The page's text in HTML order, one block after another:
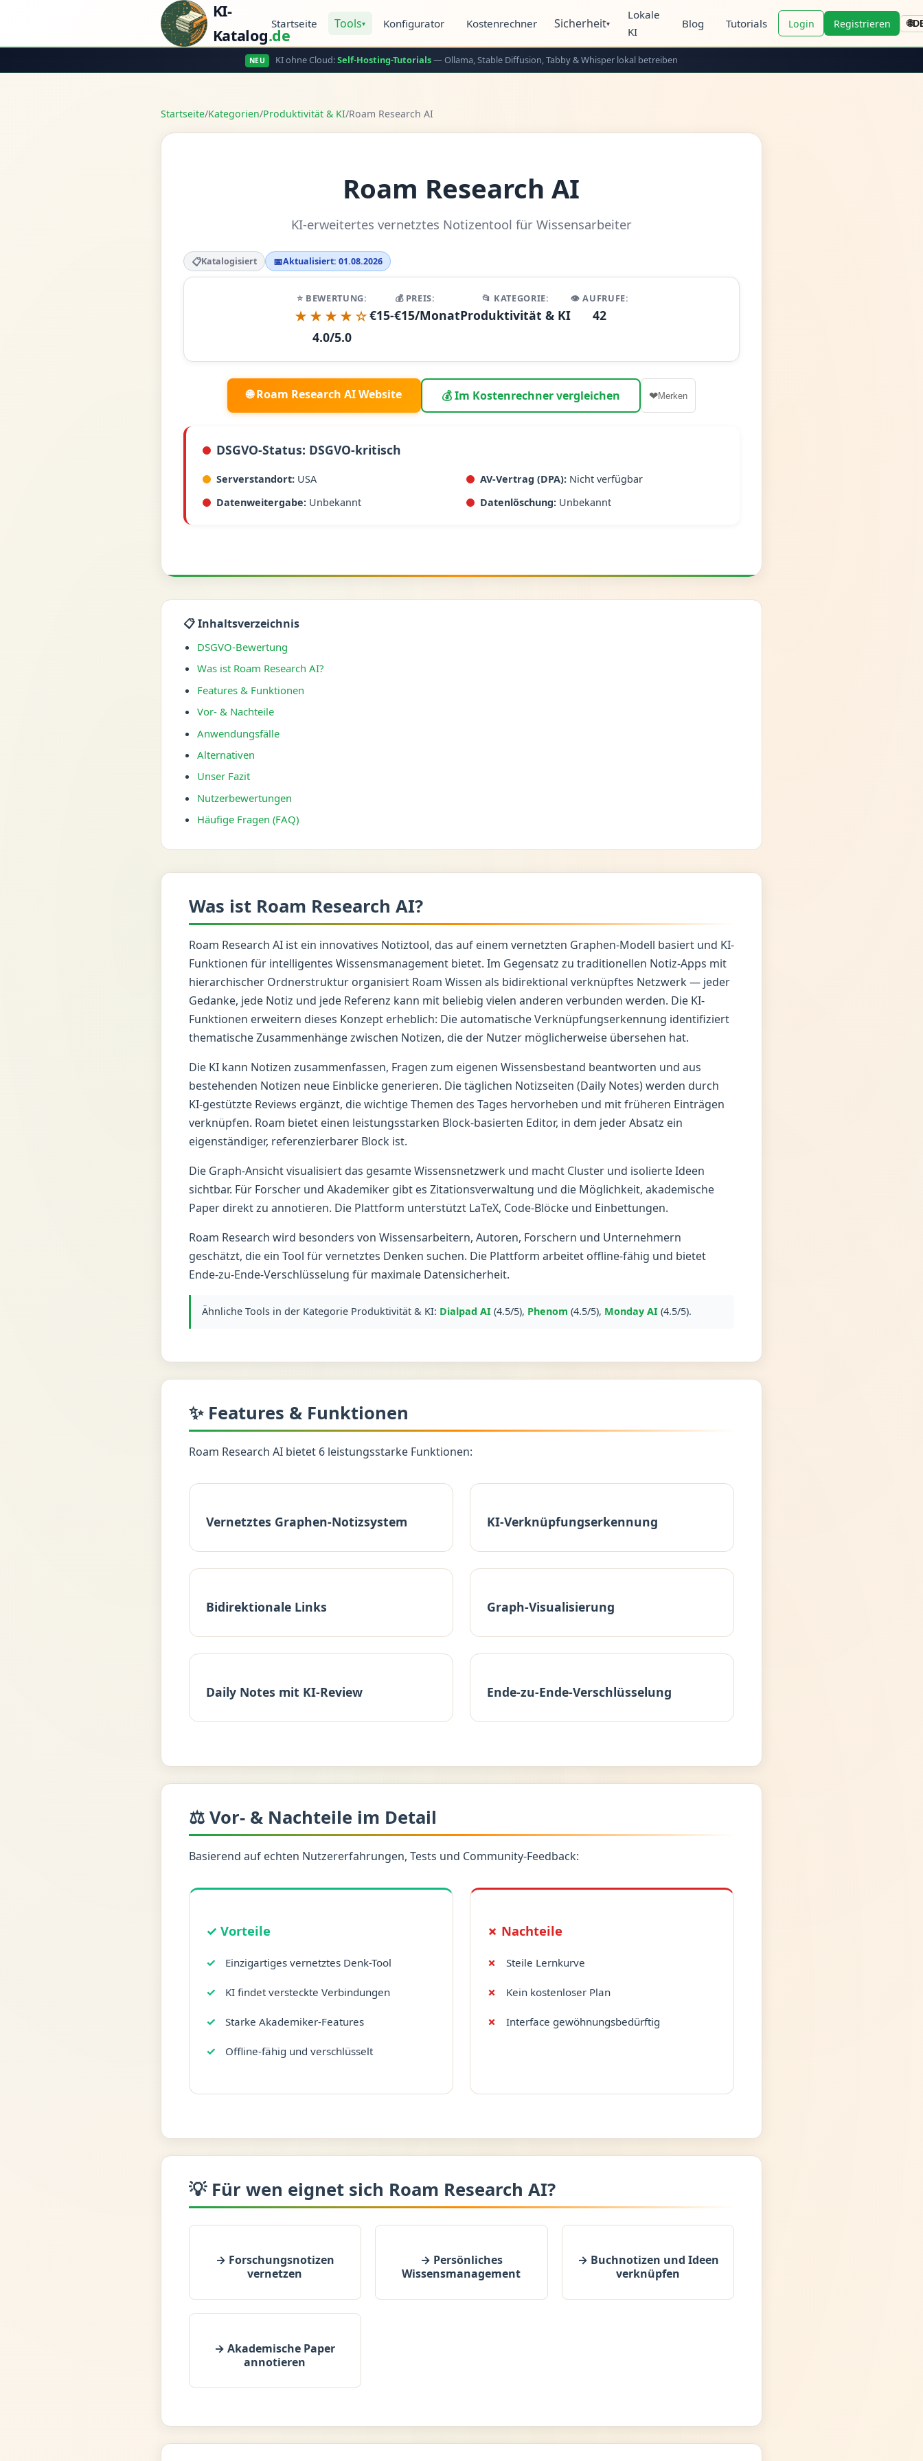
KI-
Katalog.de
Startseite Tools▾ Konfigurator Kostenrechner Sicherheit▾
Lokale
KI
Blog Tutorials Login Registrieren 🌐
NEU KI ohne Cloud:Self-Hosting-Tutorials— Ollama, Stable Diffusion, Tabby & Whisper lokal betreiben
Startseite/Kategorien/Produktivität & KI/Roam Research AI
Roam Research AI
KI-erweitertes vernetztes Notizentool für Wissensarbeiter
📋Katalogisiert 📅Aktualisiert: 01.08.2026
⭐ BEWERTUNG:
★★★★☆
4.0/5.0
💰 PREIS:
€15-€15/Monat
📂 KATEGORIE:
Produktivität & KI
👁️ AUFRUFE:
42
🌐 Roam Research AI Website 💰 Im Kostenrechner vergleichen ❤Merken
DSGVO-Status: DSGVO-kritisch
Serverstandort: USA AV-Vertrag (DPA): Nicht verfügbar
Datenweitergabe: Unbekannt Datenlöschung: Unbekannt
📋 Inhaltsverzeichnis
DSGVO-Bewertung
Was ist Roam Research AI?
Features & Funktionen
Vor- & Nachteile
Anwendungsfälle
Alternativen
Unser Fazit
Nutzerbewertungen
Häufige Fragen (FAQ)
Was ist Roam Research AI?
Roam Research AI ist ein innovatives Notiztool, das auf einem vernetzten Graphen-Modell basiert und KI-
Funktionen für intelligentes Wissensmanagement bietet. Im Gegensatz zu traditionellen Notiz-Apps mit
hierarchischer Ordnerstruktur organisiert Roam Wissen als bidirektional verknüpftes Netzwerk — jeder
Gedanke, jede Notiz und jede Referenz kann mit beliebig vielen anderen verbunden werden. Die KI-
Funktionen erweitern dieses Konzept erheblich: Die automatische Verknüpfungserkennung identifiziert
thematische Zusammenhänge zwischen Notizen, die der Nutzer möglicherweise übersehen hat.
Die KI kann Notizen zusammenfassen, Fragen zum eigenen Wissensbestand beantworten und aus
bestehenden Notizen neue Einblicke generieren. Die täglichen Notizseiten (Daily Notes) werden durch
KI-gestützte Reviews ergänzt, die wichtige Themen des Tages hervorheben und mit früheren Einträgen
verknüpfen. Roam bietet einen leistungsstarken Block-basierten Editor, in dem jeder Absatz ein
eigenständiger, referenzierbarer Block ist.
Die Graph-Ansicht visualisiert das gesamte Wissensnetzwerk und macht Cluster und isolierte Ideen
sichtbar. Für Forscher und Akademiker gibt es Zitationsverwaltung und die Möglichkeit, akademische
Paper direkt zu annotieren. Die Plattform unterstützt LaTeX, Code-Blöcke und Einbettungen.
Roam Research wird besonders von Wissensarbeitern, Autoren, Forschern und Unternehmern
geschätzt, die ein Tool für vernetztes Denken suchen. Die Plattform arbeitet offline-fähig und bietet
Ende-zu-Ende-Verschlüsselung für maximale Datensicherheit.
Ähnliche Tools in der Kategorie Produktivität & KI: Dialpad AI(4.5/5), Phenom (4.5/5), Monday AI(4.5/5).
✨ Features & Funktionen
Roam Research AI bietet 6 leistungsstarke Funktionen:
Vernetztes Graphen-Notizsystem KI-Verknüpfungserkennung
Bidirektionale Links Graph-Visualisierung
Daily Notes mit KI-Review Ende-zu-Ende-Verschlüsselung
⚖️ Vor- & Nachteile im Detail
Basierend auf echten Nutzererfahrungen, Tests und Community-Feedback:
✓ Vorteile
Einzigartiges vernetztes Denk-Tool
KI findet versteckte Verbindungen
Starke Akademiker-Features
Offline-fähig und verschlüsselt
✗ Nachteile
Steile Lernkurve
Kein kostenloser Plan
Interface gewöhnungsbedürftig
💡 Für wen eignet sich Roam Research AI?
→ Forschungsnotizen
vernetzen
→ Persönliches
Wissensmanagement
→ Buchnotizen und Ideen
verknüpfen
→ Akademische Paper
annotieren